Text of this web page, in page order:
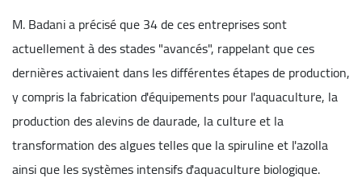
M. Badani a précisé que 34 de ces entreprises sont
actuellement à des stades "avancés", rappelant que ces
dernières activaient dans les différentes étapes de production,
y compris la fabrication d'équipements pour l'aquaculture, la
production des alevins de daurade, la culture et la
transformation des algues telles que la spiruline et l'azolla
ainsi que les systèmes intensifs d'aquaculture biologique.